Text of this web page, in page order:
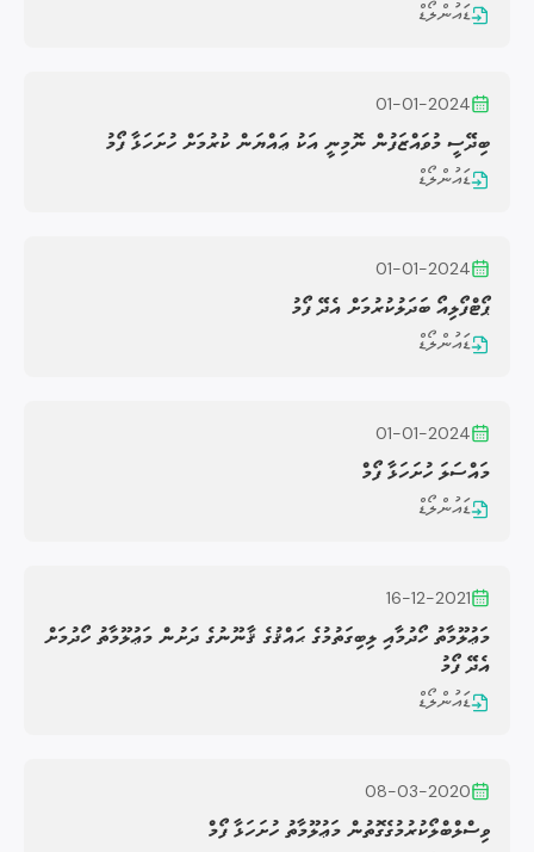
ޑައުންލޯޑް
01-01-2024
ބިދޭސީ މުވައްޒަފުން ނޮމިނީ އަކު ޢައްޔަން ކުރުމަށް ހުށަހަޅާ ފޯމު
ޑައުންލޯޑް
01-01-2024
ޕޯޓްފޯލިއޯ ބަދަލުކުރުމަށް އެދޭ ފޯމު
ޑައުންލޯޑް
01-01-2024
މައްސަލަ ހުށަހަޅާ ފޯމް
ޑައުންލޯޑް
16-12-2021
މަޢުލޫމާތު ހޯދުމާއި ލިބިގަތުމުގެ ޙައްޤުގެ ޤާނޫނުގެ ދަށުން މަޢުލޫމާތު ހޯދުމަށް
އެދޭ ފޯމު
ޑައުންލޯޑް
08-03-2020
ވިސްލްބްލޯކުރުމުގެގޮތުން މަޢުލޫމާތު ހުށަހަޅާ ފޯމް